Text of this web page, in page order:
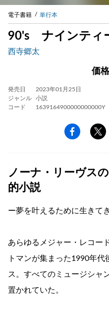
電子書籍 単行本
90's ナインティ
西寺郷太
価格
発売日
2023年01月25日
ジャンル
小説
コード
1639164900000000000Y
ノーナ・リーヴス
的小説
ー夢を叶えるために生きて
あらゆるメジャー・レコー
トマンが集まった1990年
ス。すべてのミュージシャ
置かれていた。